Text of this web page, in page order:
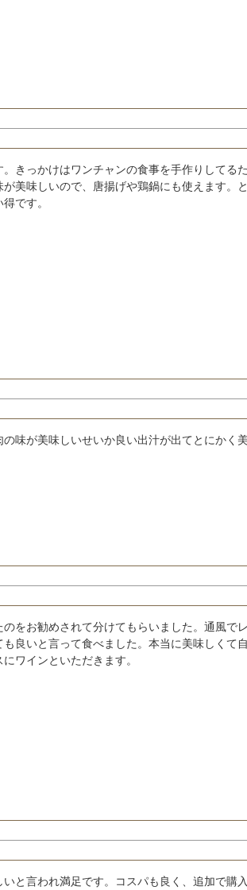
きっかけはワンチャンの食事を手作りしてる
が美味しいので、唐揚げや鶏鍋にも使えます。
味が美味しいせいか良い出汁が出てとにかく
をお勧めされて分けてもらいました。通風で
も良いと言って食べました。本当に美味しくて
ワインといただきます。
と言われ満足です。コスパも良く、追加で購